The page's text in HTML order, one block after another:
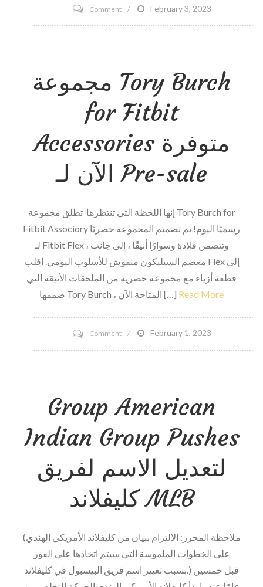
Commenton
تسعى
في
6
أغسطس
للإجابة
على
التالية:
أن
تلعب
السيرة
الذاتية
الرياضية
بأمان؟
كيف
ستلعبها
والجامعات؟
February 3, 2023
مجموعة Tory Burch
for Fitbit
Accessories متوفرة
الآن لـ Pre-sale
إنها اللحظة التي تنتظرها-تطلق مجموعة Tory Burch for
Fitbit Associory رسميًا اليوم! تم تصميم المجموعة حصريًا
لـ Fitbit Flex ، وتتضمن قلادة وسوارًا أنيقًا ، إلى جانب
معصم السيليكون منقوش للأسلوب اليومي. اقلب Flex إلى
قطعة أزياء مع مجموعة حصرية من الملحقات الأنيقة التي
صممها Tory Burch ، المتاحة الآن […] Read More
Commenton
مجموعة
for
Fitbit
متوفرة
لـ
Pre-
February 1, 2023
Group American
Indian Group Pushes
لتعديل الاسم لفريق
كليفلاند MLB
(ملاحظة المحرر: الالتزام ببيان من كليفلاند الأمريكي الهندي
على الخطوات الملموسة التي سيتم اتخاذها على الفور
بسبب تغيير اسم فريق البيسبول في كليفلاند.) قبل خمسين